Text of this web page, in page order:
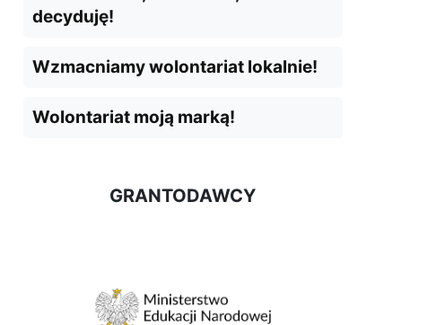
decyduję!
Wzmacniamy wolontariat lokalnie!
Wolontariat moją marką!
GRANTODAWCY